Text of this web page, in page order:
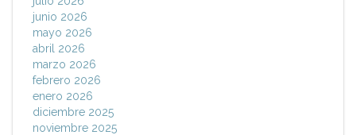
junio 2026
mayo 2026
abril 2026
marzo 2026
febrero 2026
enero 2026
diciembre 2025
noviembre 2025